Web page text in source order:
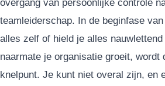
overgang van persoonlijke controle
teamleiderschap. In de beginfase
alles zelf of hield je alles
naarmate je organisatie groeit, wordt
knelpunt. Je kunt niet overal zijn, en